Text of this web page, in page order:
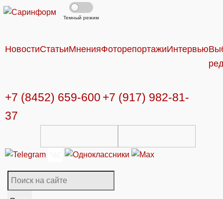
Темный режим
НовостиСтатьиМненияФоторепортажиИнтервью
+7 (8452) 659-600 +7 (917) 982-81-
37